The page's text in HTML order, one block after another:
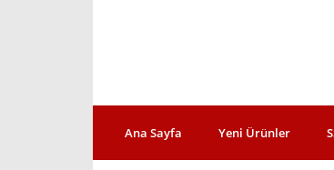
Ana Sayfa Yeni Ürünler